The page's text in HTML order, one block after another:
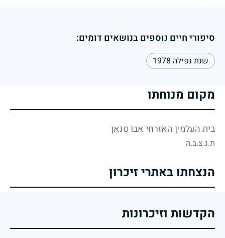
סיפורי חיים נוספים בנושאים דומים:
שנת נפילה 1978
מקום מנוחתו
בית העלמין האזרחי אבו סנאן
ת.נ.צ.ב.ה
הנצחתו באתרי זיכרון
הקדשות וזיכרונות